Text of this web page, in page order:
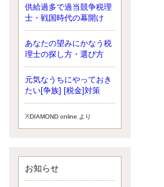
---------------------
サクセス会計事務所
サクセス税理士のお役立ちブ
ログ
平成２７年１月１日以降開始の相続
より、相続税の基礎控除額（相続税
が課税されない遺産の上限額）が縮
小されたため、お亡くなりになった
更新:2017年5月1日(大阪市中央区)
---------------------
湘南のぽっちゃり女性税理士
松村文子と湘南ＢＵ
また最近、税理士試験のご相談を受
供給過多で過当競争税理
士・戦国時代の幕開け
あなたの望みにかなう税
理士の探し方・選び方
元気なうちにやっておき
たい[争族] [税金]対策
※DIAMOND online より
お知らせ